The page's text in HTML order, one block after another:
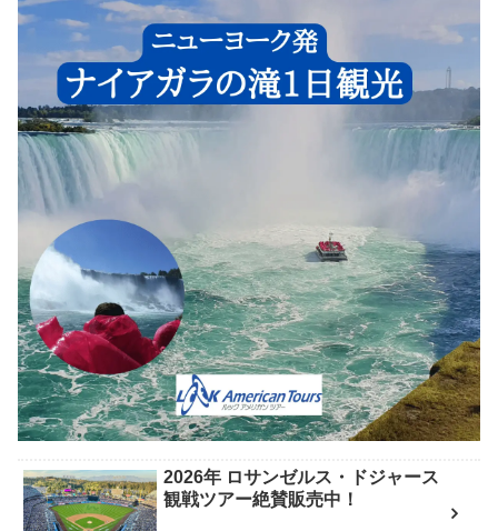
2026年 ロサンゼルス・ドジャース
観戦ツアー絶賛販売中！